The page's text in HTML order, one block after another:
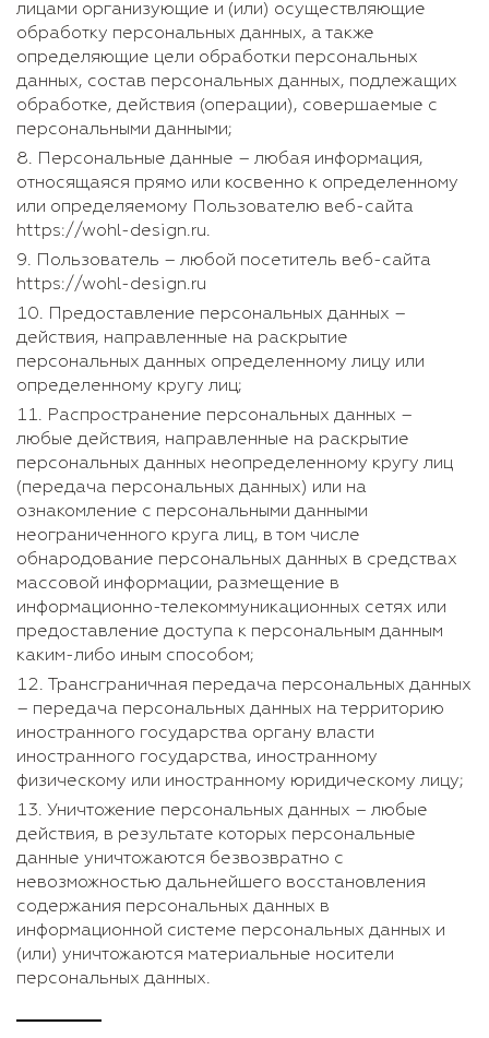
лицами организующие и (или) осуществляющие
обработку персональных данных, а также
определяющие цели обработки персональных
данных, состав персональных данных, подлежащих
обработке, действия (операции), совершаемые с
персональными данными;
Персональные данные – любая информация,
относящаяся прямо или косвенно к определенному
или определяемому Пользователю веб-сайта
https://wohl-design.ru.
Пользователь – любой посетитель веб-сайта
https://wohl-design.ru
Предоставление персональных данных –
действия, направленные на раскрытие
персональных данных определенному лицу или
определенному кругу лиц;
Распространение персональных данных –
любые действия, направленные на раскрытие
персональных данных неопределенному кругу лиц
(передача персональных данных) или на
ознакомление с персональными данными
неограниченного круга лиц, в том числе
обнародование персональных данных в средствах
массовой информации, размещение в
информационно-телекоммуникационных сетях или
предоставление доступа к персональным данным
каким-либо иным способом;
Трансграничная передача персональных данных
– передача персональных данных на территорию
иностранного государства органу власти
иностранного государства, иностранному
физическому или иностранному юридическому лицу;
Уничтожение персональных данных – любые
действия, в результате которых персональные
данные уничтожаются безвозвратно с
невозможностью дальнейшего восстановления
содержания персональных данных в
информационной системе персональных данных и
(или) уничтожаются материальные носители
персональных данных.